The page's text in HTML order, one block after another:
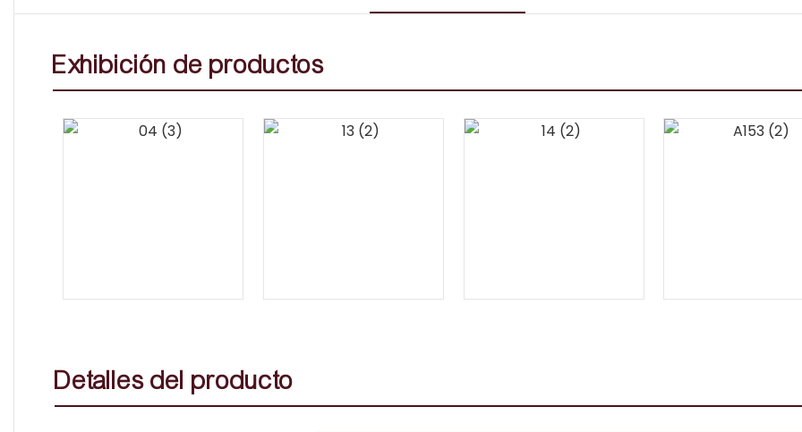
Exhibición de productos
Detalles del producto